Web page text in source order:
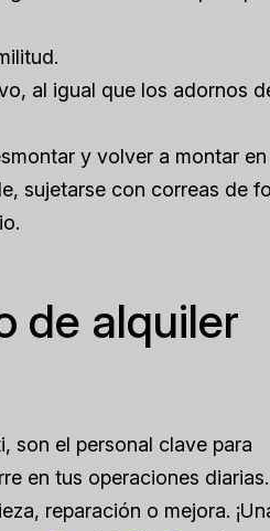
al igual que los adornos
y volver a montar en
sujetarse con correas de
de alquiler
son el personal clave para
en tus operaciones diarias.
reparación o mejora.